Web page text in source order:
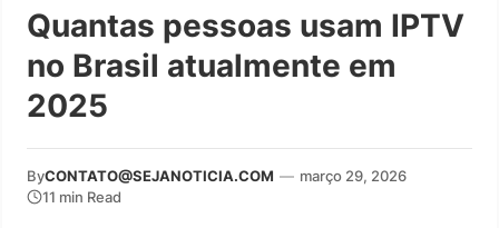
Quantas pessoas usam IPTV
no Brasil atualmente em
2025
ByCONTATO@SEJANOTICIA.COM — março 29, 2026
11 min Read